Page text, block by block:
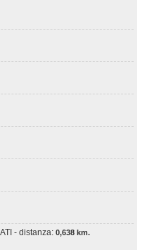
- distanza: 0,638 km.